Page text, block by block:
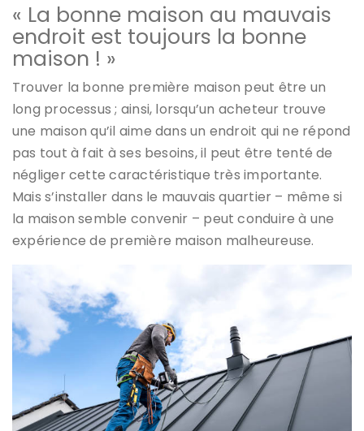
« La bonne maison au mauvais
endroit est toujours la bonne
maison ! »
Trouver la bonne première maison peut être un
long processus ; ainsi, lorsqu’un acheteur trouve
une maison qu’il aime dans un endroit qui ne répond
pas tout à fait à ses besoins, il peut être tenté de
négliger cette caractéristique très importante.
Mais s’installer dans le mauvais quartier – même si
la maison semble convenir – peut conduire à une
expérience de première maison malheureuse.